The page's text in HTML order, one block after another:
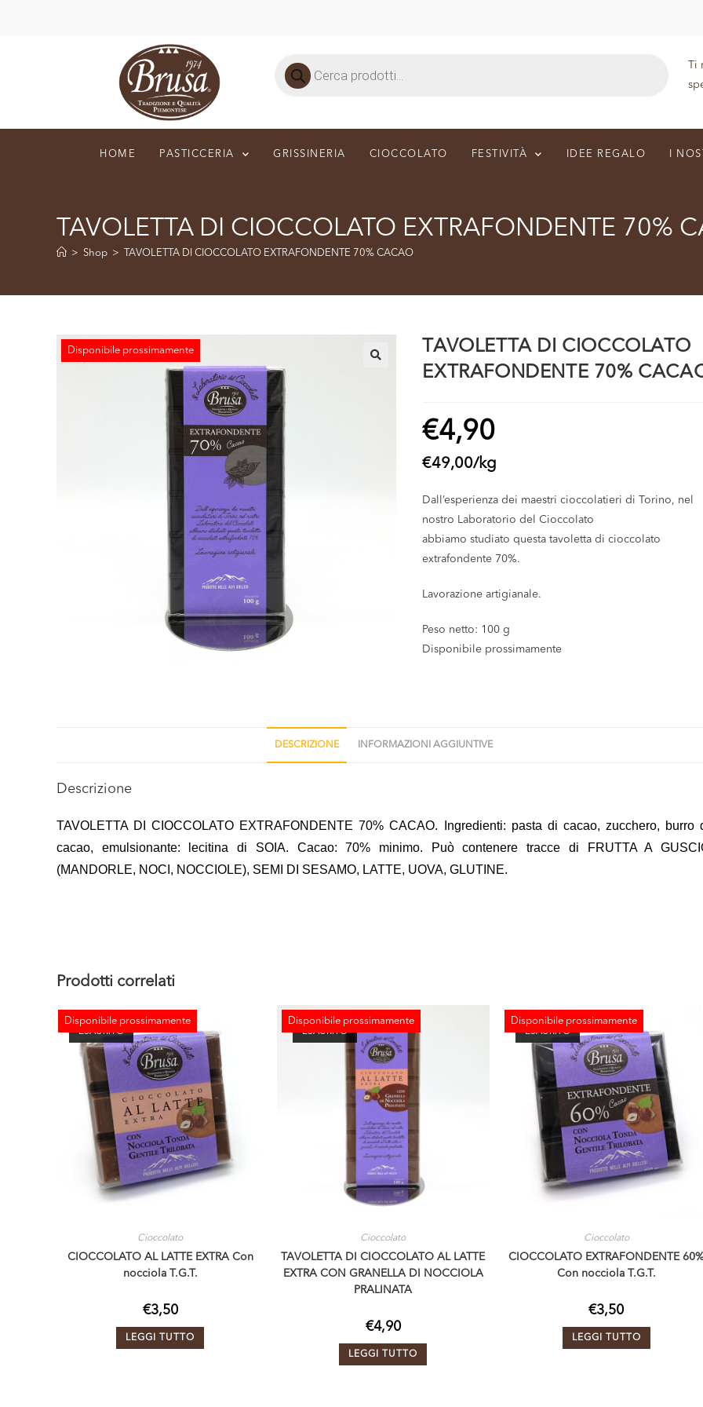
HOME PASTICCERIA GRISSINERIA CIOCCOLATO FESTIVITÀ IDEE REGALO I
TAVOLETTA DI CIOCCOLATO EXTRAFONDENTE 70%
> Shop > TAVOLETTA DI CIOCCOLATO EXTRAFONDENTE 70% CACAO
Disponibile prossimamente
TAVOLETTA DI CIOCCOLATO
EXTRAFONDENTE 70%
€4,90
€49,00/kg
Dall’esperienza dei maestri cioccolatieri di Torino, nel
nostro Laboratorio del Cioccolato
abbiamo studiato questa tavoletta di cioccolato
extrafondente 70%.
Lavorazione artigianale.
Peso netto: 100 g
Disponibile prossimamente
DESCRIZIONE INFORMAZIONI AGGIUNTIVE
Descrizione
TAVOLETTA DI CIOCCOLATO EXTRAFONDENTE 70% CACAO. Ingredienti: pasta di cacao, zucchero, burro
cacao, emulsionante: lecitina di SOIA. Cacao: 70% minimo. Può contenere tracce di FRUTTA A
(MANDORLE, NOCI, NOCCIOLE), SEMI DI SESAMO, LATTE, UOVA, GLUTINE.
Prodotti correlati
Disponibile prossimamente
ESAURITO
Cioccolato
CIOCCOLATO AL LATTE EXTRA Con
nocciola T.G.T.
€3,50
LEGGI TUTTO
Disponibile prossimamente
ESAURITO
Cioccolato
TAVOLETTA DI CIOCCOLATO AL LATTE
EXTRA CON GRANELLA DI NOCCIOLA
PRALINATA
€4,90
LEGGI TUTTO
Disponibile prossimamente
ESAURITO
Cioccolato
CIOCCOLATO EXTRAFONDENTE
Con nocciola T.G.T.
€3,50
LEGGI TUTTO